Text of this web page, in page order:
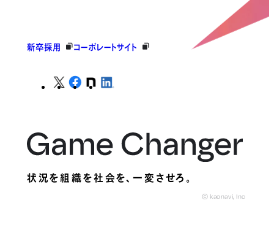
新卒採用 コーポレートサイト
状況を組織を社会を、一変させろ。
© kaonavi, Inc